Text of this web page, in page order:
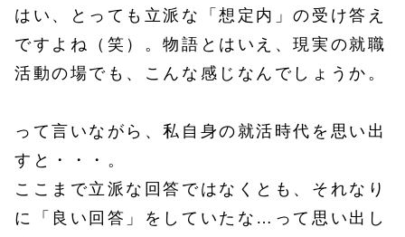
はい、とっても立派な「想定内」の受け答え
ですよね（笑）。物語とはいえ、現実の就職
活動の場でも、こんな感じなんでしょうか。
って言いながら、私自身の就活時代を思い出
すと・・・。
ここまで立派な回答ではなくとも、それなり
に「良い回答」をしていたな…って思い出し